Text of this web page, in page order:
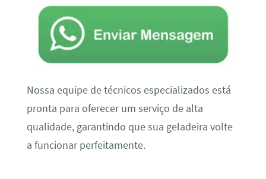
Nossa equipe de técnicos especializados está
pronta para oferecer um serviço de alta
qualidade, garantindo que sua geladeira volte
a funcionar perfeitamente.